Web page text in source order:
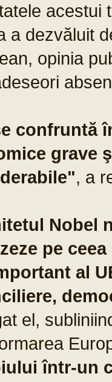
acestui
a dezvăluit
opinia
confruntă
grave
, a
Nobel
pe
al
el,
într-un